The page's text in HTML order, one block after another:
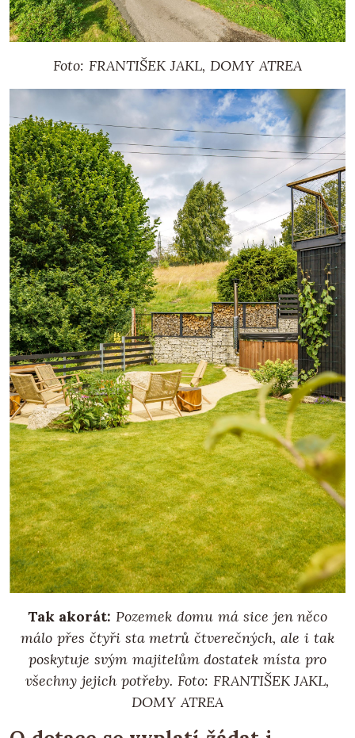
Foto: FRANTIŠEK JAKL, DOMY ATREA
Tak akorát: Pozemek domu má sice jen něco
málo přes čtyři sta metrů čtverečných, ale i tak
poskytuje svým majitelům dostatek místa pro
všechny jejich potřeby. Foto: FRANTIŠEK JAKL,
DOMY ATREA